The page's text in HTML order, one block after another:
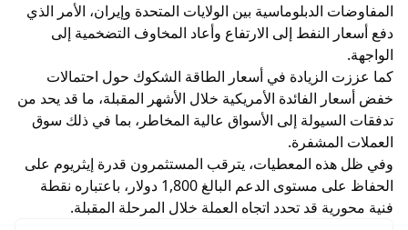
المفاوضات الدبلوماسية بين الولايات المتحدة وإيران، الأمر الذي
دفع أسعار النفط إلى الارتفاع وأعاد المخاوف التضخمية إلى
الواجهة.
كما عززت الزيادة في أسعار الطاقة الشكوك حول احتمالات
خفض أسعار الفائدة الأمريكية خلال الأشهر المقبلة، ما قد يحد من
تدفقات السيولة إلى الأسواق عالية المخاطر، بما في ذلك سوق
العملات المشفرة.
وفي ظل هذه المعطيات، يترقب المستثمرون قدرة إيثريوم على
الحفاظ على مستوى الدعم البالغ 1,800 دولار، باعتباره نقطة
فنية محورية قد تحدد اتجاه العملة خلال المرحلة المقبلة.